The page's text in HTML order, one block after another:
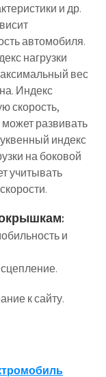
и др.
автомобиля.
нагрузки
вес
Индекс
скорость,
развивать
индекс
на боковой
учитывать
и
к сайту.